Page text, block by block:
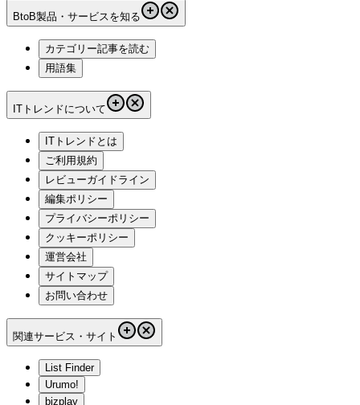
BtoB製品・サービスを知る
カテゴリー記事を読む
用語集
ITトレンドについて
ITトレンドとは
ご利用規約
レビューガイドライン
編集ポリシー
プライバシーポリシー
クッキーポリシー
運営会社
サイトマップ
お問い合わせ
関連サービス・サイト
List Finder
Urumo!
bizplay